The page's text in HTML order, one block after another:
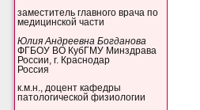
заместитель главного врача по
медицинской части
Юлия Андреевна Богданова
ФГБОУ ВО КубГМУ Минздрава
России, г. Краснодар
Россия
к.м.н., доцент кафедры
патологической физиологии